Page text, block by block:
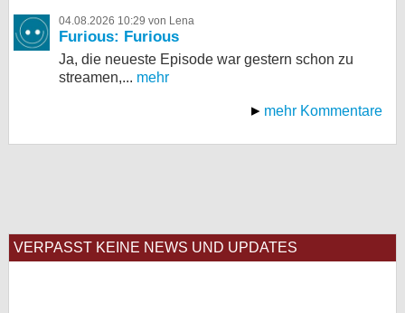
04.08.2026 10:29 von Lena
Furious: Furious
Ja, die neueste Episode war gestern schon zu
streamen,... mehr
mehr Kommentare
VERPASST KEINE NEWS UND UPDATES